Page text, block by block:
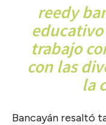
reedy
trabajo
con las
la
Bancayán resaltó